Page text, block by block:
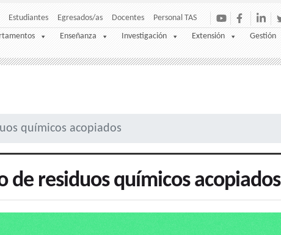
Estudiantes Egresados/as Docentes Personal TAS
Enseñanza Investigación Extensión Gestión
químicos acopiados
de residuos químicos acopiados